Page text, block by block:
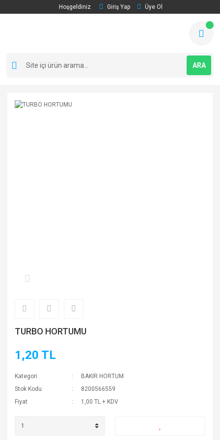
Hoşgeldiniz Giriş Yap Üye Ol
ARA
TURBO HORTUMU
1,20 TL
Kategori
BAKIR HORTUM
Stok Kodu
8200566559
Fiyat
1,00 TL + KDV